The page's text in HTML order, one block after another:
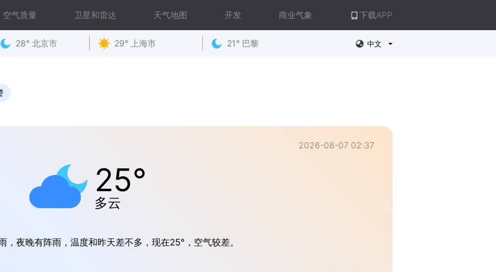
空气质量 卫星和雷达 天气地图 开发 商业气象 下载APP
28° 北京市 29° 上海市 21° 巴黎 中文
2026-08-07 02:37
25°
多云
，夜晚有阵雨，温度和昨天差不多，现在25°，空气较差。